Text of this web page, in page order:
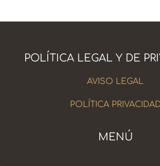
POLÍTICA LEGAL Y DE
AVISO LEGAL
POLÍTICA
MENÚ